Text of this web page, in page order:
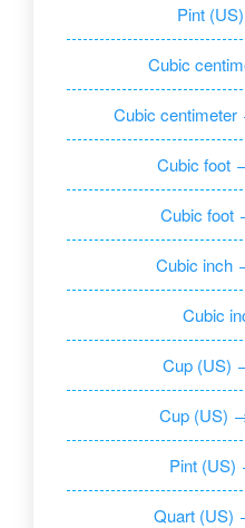
Pint
Cubic
Cubic
Cubic foot
Cubic foot
Cubic inch
Cubic
Cup (US)
Cup (US)
Pint (US)
Quart (US)